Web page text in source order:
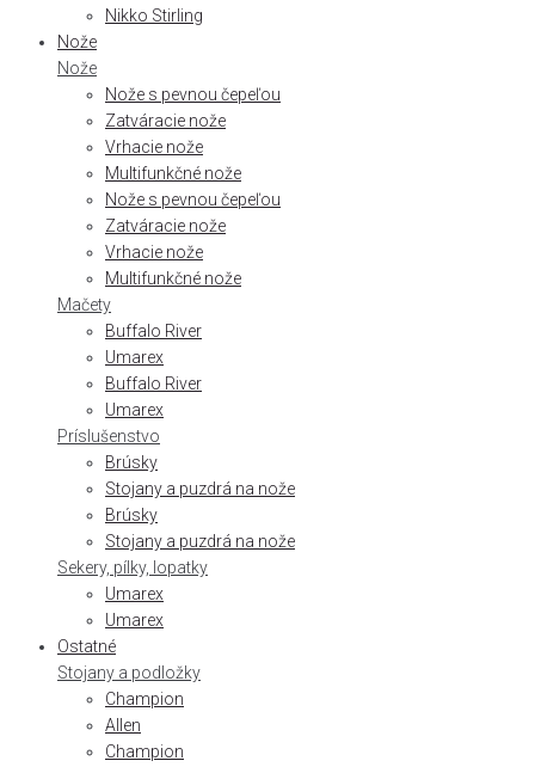
Nikko Stirling
Nože
Nože
Nože s pevnou čepeľou
Zatváracie nože
Vrhacie nože
Multifunkčné nože
Nože s pevnou čepeľou
Zatváracie nože
Vrhacie nože
Multifunkčné nože
Mačety
Buffalo River
Umarex
Buffalo River
Umarex
Príslušenstvo
Brúsky
Stojany a puzdrá na nože
Brúsky
Stojany a puzdrá na nože
Sekery, pílky, lopatky
Umarex
Umarex
Ostatné
Stojany a podložky
Champion
Allen
Champion